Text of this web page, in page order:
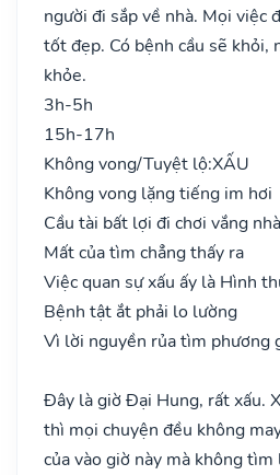
người đi sắp về nhà. Mọi việc
tốt đẹp. Có bệnh cầu sẽ khỏi,
khỏe.
3h-5h
15h-17h
Không vong/Tuyệt lộ:XẤU
Không vong lặng tiếng im hơi
Cầu tài bất lợi đi chơi vắng nhà
Mất của tìm chẳng thấy ra
Việc quan sự xấu ấy là Hình
Bệnh tật ắt phải lo lường
Vì lời nguyền rủa tìm phương
Đây là giờ Đại Hung, rất xấu.
thì mọi chuyện đều không
của vào giờ này mà không tìm